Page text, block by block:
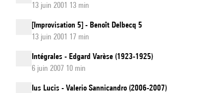
13 juin 2001 13 min
[Improvisation 5] - Benoît Delbecq 5
13 juin 2001 17 min
Intégrales - Edgard Varèse (1923-1925)
6 juin 2007 10 min
Ius Lucis - Valerio Sannicandro (2006-2007)